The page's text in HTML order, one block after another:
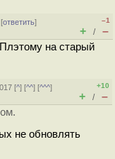
ответить]
–1
+ / –
на старый
[^] [^^] [^^^]
+10
+ / –
не обновлять